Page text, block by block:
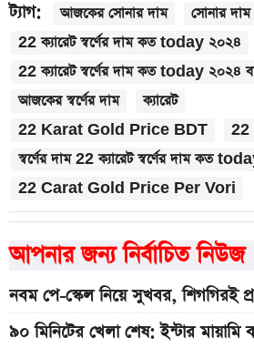
ট্যাগ: আজকের সোনার দাম
সোনার দাম
22 ক্যারেট স্বর্ণের দাম কত today ২০২৪
22 ক্যারেট স্বর্ণের দাম কত today ২০২৪
আজকের স্বর্ণের দাম
ক্যারেট
22 Karat Gold Price BDT
22
স্বর্ণের দাম 22 ক্যারেট স্বর্ণের দাম কত
22 Carat Gold Price Per Vori
আপনার জন্য নির্বাচিত নিউজ
নবম পে-স্কেল নিয়ে সুখবর, শিগগিরই
৯০ মিনিটের খেলা শেষ: ইন্টার